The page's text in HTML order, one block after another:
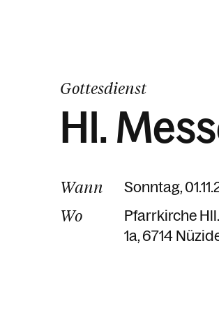
Gottesdienst
Hl.
Wann Sonntag,
Wo Pfarrkirche
1a 6714